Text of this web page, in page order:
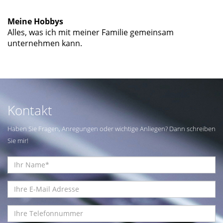
Meine Hobbys
Alles, was ich mit meiner Familie gemeinsam
unternehmen kann.
Kontakt
Haben Sie Fragen, Anregungen oder wichtige Anliegen? Dann schreiben
Sie mir!